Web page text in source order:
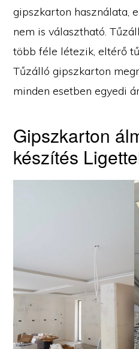
gipszkarton használata,
nem is választható.
több féle létezik, eltérő
Tűzálló gipszkarton
minden esetben egyedi
Gipszkarton
készítés